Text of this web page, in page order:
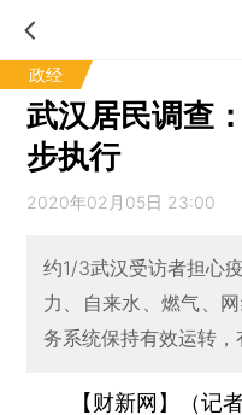
政经
武汉居民调查
步执行
2020年02月05日 23:00
约1/3武汉受访者担心
力、自来水、燃气、
务系统保持有效运转
【财新网】（记